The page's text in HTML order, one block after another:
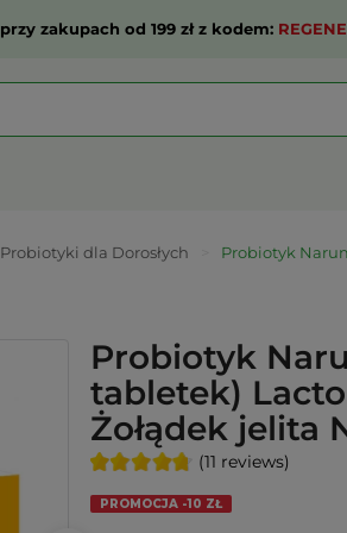
przy zakupach od 199 zł z kodem:
Probiotyki dla Dorosłych
Probiotyk
Probiotyk
tabletek)
Żołądek jelita
(11 reviews)
PROMOCJA -10 ZŁ